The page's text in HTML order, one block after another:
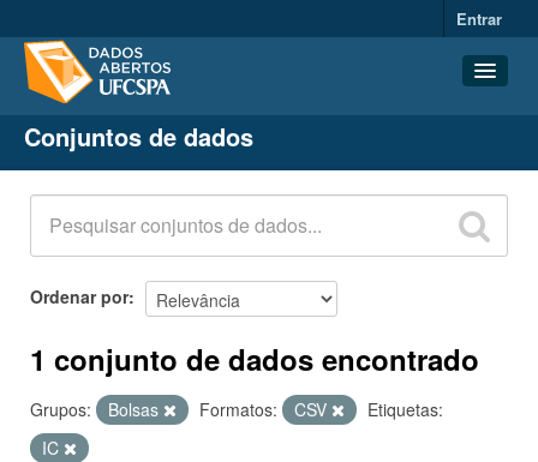
Entrar
Conjuntos de dados
Organizações
Grupos
Sobre
Conjuntos de dados
Ordenar por
1 conjunto de dados encontrado
Grupos: Bolsas Formatos: CSV
Etiquetas:
IC